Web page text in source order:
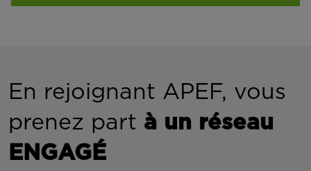
En rejoignant APEF, vous
prenez part à un réseau
ENGAGÉ